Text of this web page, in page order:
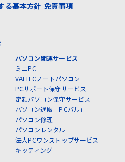
る基本方針 免責事項
パソコン関連サービス
ミニPC
VALTECノートパソコン
PCサポート保守サービス
定額パソコン保守サービス
パソコン通販「PCバル」
パソコン修理
パソコンレンタル
法人PCワンストップサービス
キッティング